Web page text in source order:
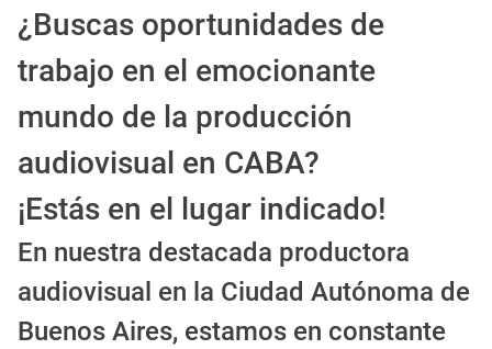
¿Buscas oportunidades de
trabajo en el emocionante
mundo de la producción
audiovisual en CABA?
¡Estás en el lugar indicado!
En nuestra destacada productora
audiovisual en la Ciudad Autónoma de
Buenos Aires, estamos en constante